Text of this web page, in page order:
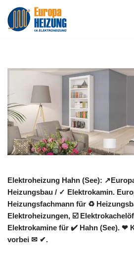
Zum
Elektroheizung Hahn (See):
Heizungsbau / ✓ Elektrokamin.
Heizungsfachmann für ♻
Elektroheizungen, ☑️
Elektrokamine für ✔️ Hahn (See). ❤
vorbei ✉ ✔.